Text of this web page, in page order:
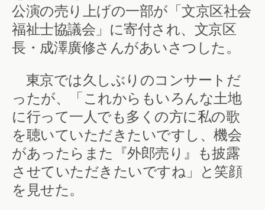
公演の売り上げの一部が「文京区社会
福祉士協議会」に寄付され、文京区
長・成澤廣修さんがあいさつした。
東京では久しぶりのコンサートだ
ったが、「これからもいろんな土地
に行って一人でも多くの方に私の歌
を聴いていただきたいですし、機会
があったらまた『外郎売り』も披露
させていただきたいですね」と笑顔
を見せた。